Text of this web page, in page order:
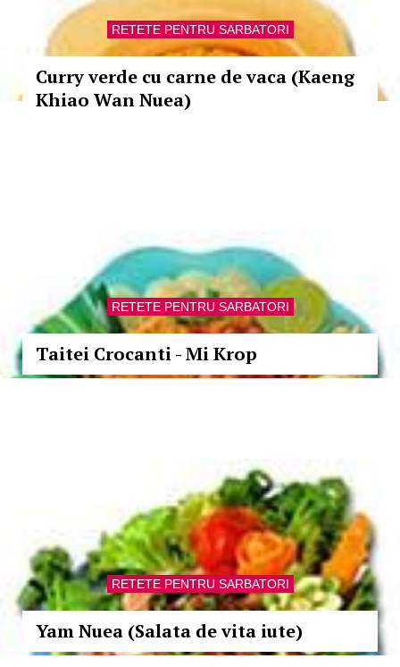
RETETE PENTRU SARBATORI
Curry verde cu carne de vaca (Kaeng
Khiao Wan Nuea)
RETETE PENTRU SARBATORI
Taitei Crocanti - Mi Krop
RETETE PENTRU SARBATORI
Yam Nuea (Salata de vita iute)